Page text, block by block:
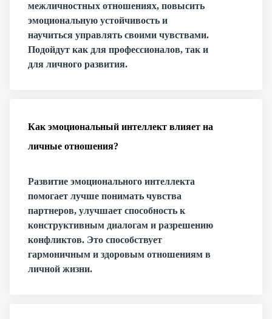
межличностных отношениях, повысить
эмоциональную устойчивость и
научиться управлять своими чувствами.
Подойдут как для профессионалов, так и
для личного развития.
Как эмоциональный интеллект влияет на
личные отношения?
Развитие эмоционального интеллекта
помогает лучше понимать чувства
партнеров, улучшает способность к
конструктивным диалогам и разрешению
конфликтов. Это способствует
гармоничным и здоровым отношениям в
личной жизни.